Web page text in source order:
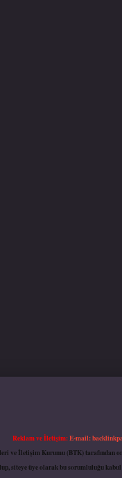
Reklam ve İletişim:E-mail:
ve İletişim Kurumu (BTK) tarafından
siteye üye olarak bu sorumluluğu